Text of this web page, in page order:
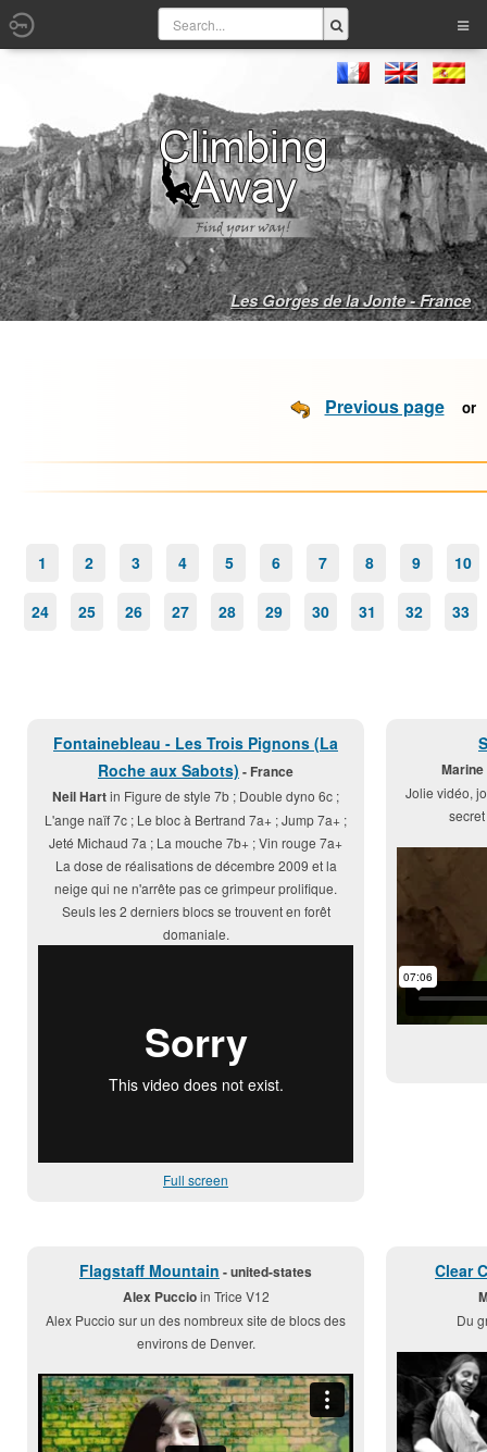
Les Gorges de la Jonte - France
Previous page
1 2 3 4 5 6 7 8 9 10
24 25 26 27 28 29 30 31 32 33
Fontainebleau - Les Trois Pignons (La
Roche aux Sabots) - France
Neil Hartin Figure de style 7b ; Double dyno 6c ;
L'ange naïf 7c ; Le bloc à Bertrand 7a+ ; Jump 7a+ ;
Jeté Michaud 7a ; La mouche 7b+ ; Vin rouge 7a+
La dose de réalisations de décembre 2009 et la
neige qui ne n'arrête pas ce grimpeur prolifique.
Seuls les 2 derniers blocs se trouvent en forêt
domaniale.
Full screen
Jolie vidéo,
Flagstaff Mountain - united-states
Alex Puccioin Trice V12
Alex Puccio sur un des nombreux site de blocs des
environs de Denver.
Clear
Du